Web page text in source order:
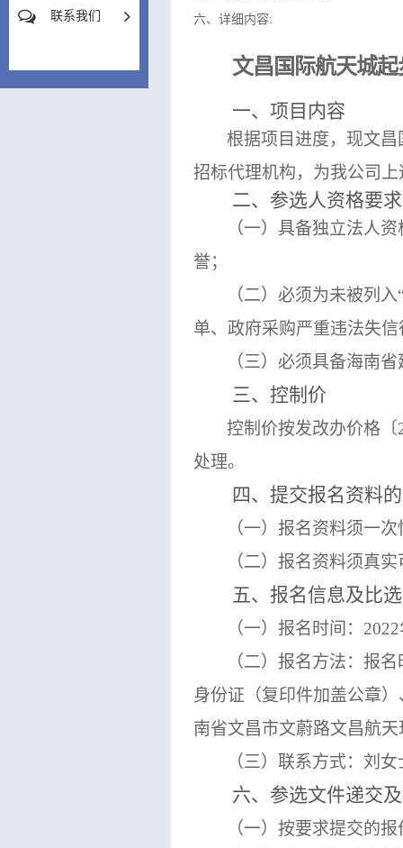
联系我们
六、详细内容:
文昌国际航天城
一、项目内容
根据项目进度，现文
招标代理机构，为我公司
二、参选人资格要求
（一）具备独立法人资
誉；
（二）必须为未被列入
单、政府采购严重违法失
（三）必须具备海南
三、控制价
控制价按发改办价格〔
处理。
四、 提交报名资料的
（一）报名资料须一
（二）报名资料须真
五、报名信息及比
（一）报名时间： 2022
（二）报名方法：报
身份证（复印件加盖公章
南省文昌市文蔚路文昌航天
（三）联系方式：刘女
六、参选文件递交
（一）按要求提交的